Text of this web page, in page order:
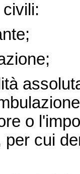
o
per cui